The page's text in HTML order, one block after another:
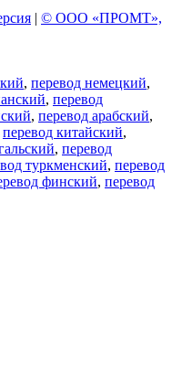
бесплатно получить
Factory
вебинар,
компании PROMT
заведений. Вебинар
лингвистич